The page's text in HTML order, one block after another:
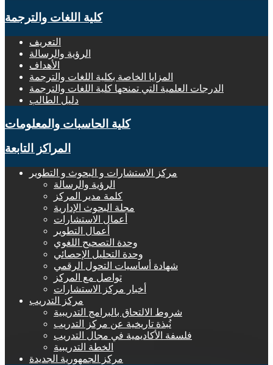
كلية اللغات والترجمة
التعريف
الرؤية والرسالة
الأهداف
المزايا الخاصة بكلية اللغات والترجمة
الدرجات العلمية التي تمنحها كلية اللغات والترجمة
دليل الطالب
كلية الحاسبات والمعلومات
المراكز التابعة
مركز الاستشارات و البحوث و التطوير
الرؤية والرسالة
كلمة مدير المركز
مجلة البحوث الإدارية
أعمال الاستشارات
أعمال التطوير
وحدة التصحيح اللغوي
وحدة التحليل الإحصائي
شهادة أساسيات التحول الرقمي
تواصل مع المركز
أخبار مركز الاستشارات
مركز التدريب
شروط الالتحاق بالبرامج التدريبية
نُبذة تاريخية عن مركز التدريب
فلسفة الأكاديمية في مجال التدريب
الخطة التدريبية
مركز الجمهورية الجديدة